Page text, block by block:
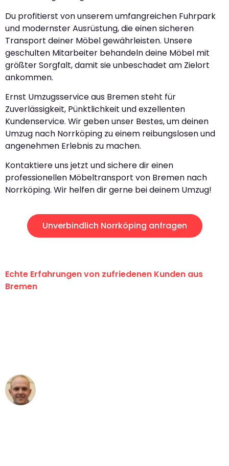
Du profitierst von unserem umfangreichen Fuhrpark
und modernster Ausrüstung, die einen sicheren
Transport deiner Möbel gewährleisten. Unsere
geschulten Mitarbeiter behandeln deine Möbel mit
größter Sorgfalt, damit sie unbeschadet am Zielort
ankommen.
Ernst Umzugsservice aus Bremen steht für
Zuverlässigkeit, Pünktlichkeit und exzellenten
Kundenservice. Wir geben unser Bestes, um deinen
Umzug nach Norrköping zu einem reibungslosen und
angenehmen Erlebnis zu machen.
Kontaktiere uns jetzt und sichere dir einen
professionellen Möbeltransport von Bremen nach
Norrköping. Wir helfen dir gerne bei deinem Umzug!
Unverbindlich Norrköping anfragen
Echte Erfahrungen von zufriedenen Kunden aus
Bremen